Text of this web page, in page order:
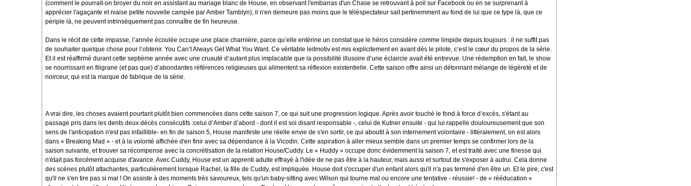
(comment le pourrait-on broyer du noir en assistant au mariage blanc de House, en observant l'embarras d'un Chase se retrouvant à poil sur Facebook ou en se surprenant à
apprécier l'agaçante et niaise petite nouvelle campée par Amber Tamblyn), il n'en demeure pas moins que le téléspectateur sait pertinemment au fond de lui que ce type là, que ce
périple là, ne peuvent intrinsèquement pas connaître de fin heureuse.
Dans le récit de cette impasse, l’année écoulée occupe une place charnière, parce qu’elle entérine un constat que le héros considère comme limpide depuis toujours : il ne suffit pas
de souhaiter quelque chose pour l’obtenir. You Can’t Always Get What You Want. Ce véritable leitmotiv est mis explicitement en avant dés le pilote, c’est le cœur du propos de la série.
Et il est réaffirmé durant cette septième année avec une cruauté d’autant plus implacable que la possibilité illusoire d’une éclaircie avait été entrevue. Une rédemption en fait, le show
se nourrissant en filigrane (et pas que) d’abondantes références religieuses qui alimentent sa réflexion existentielle. Cette saison offre ainsi un détonnant mélange de légèreté et de
noirceur, qui est la marque de fabrique de la série.
A vrai dire, les choses avaient pourtant plutôt bien commencées dans cette saison 7, ce qui suit une progression logique. Après avoir touché le fond à force d’excès, s'étant au
passage pris dans les dents deux décès consécutifs :celui d’Amber d’abord - dont il est soi disant responsable -, celui de Kutner ensuite - qui lui rappelle douloureusement que son
sens de l'anticipation n'est pas infaillible- en fin de saison 5, House manifeste une réelle envie de s'en sortir, ce qui aboutit à son internement volontaire - littéralement, on est alors
dans « Breaking Mad » - et à la volonté affichée d'en finir avec sa dépendance à la Vicodin. Cette aspiration à aller mieux semble dans un premier temps se confirmer lors de la
saison suivante, et trouver sa récompense avec la concrétisation de la relation House/Cuddy. Le « Huddy » occupe donc évidemment la saison 7, et est traité avec une finesse qui
n'était pas forcément acquise d'avance. Avec Cuddy, House est un apprenti adulte effrayé à l'idée de ne pas être à la hauteur, mais aussi et surtout de s'exposer à autrui. Cela donne
des scènes plutôt attachantes, particulièrement lorsque Rachel, la fille de Cuddy, est impliquée. House doit s'occuper d'un enfant alors qu'il n'a pas terminé d'en être un. Et le pire, c'est
qu'il ne s'en tire pas si mal ! On assiste à des moments très savoureux, tels qu'un baby-sitting avec Wilson qui tourne mal ou encore une tentative - réussie! - de « rééducation »